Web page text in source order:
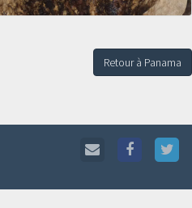
Retour à Panama